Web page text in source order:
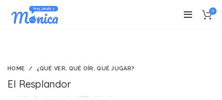
0
HOME ¿QUÉ VER, QUÉ OÍR, QUÉ JUGAR?
El Resplandor